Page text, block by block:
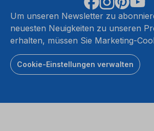
Um unseren Newsletter zu
neuesten Neuigkeiten zu unseren
erhalten, müssen Sie Marketing-
Cookie-Einstellungen verwalten